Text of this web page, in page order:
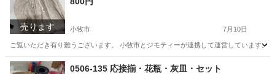
売ります 小牧市 7月10日
ご覧いただき有り難うございます。 小牧市とジモティーが連携して運営していま
愛知 小牧市 リユース
0506-135 応接揃・花瓶・灰皿・セット